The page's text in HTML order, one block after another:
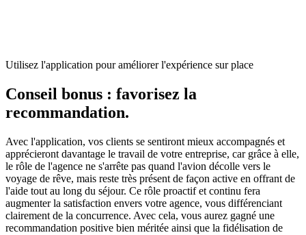
Utilisez l'application pour améliorer l'expérience sur place
Conseil bonus : favorisez la
recommandation.
Avec l'application, vos clients se sentiront mieux accompagnés et
apprécieront davantage le travail de votre entreprise, car grâce à elle,
le rôle de l'agence ne s'arrête pas quand l'avion décolle vers le
voyage de rêve, mais reste très présent de façon active en offrant de
l'aide tout au long du séjour. Ce rôle proactif et continu fera
augmenter la satisfaction envers votre agence, vous différenciant
clairement de la concurrence. Avec cela, vous aurez gagné une
recommandation positive bien méritée ainsi que la fidélisation de